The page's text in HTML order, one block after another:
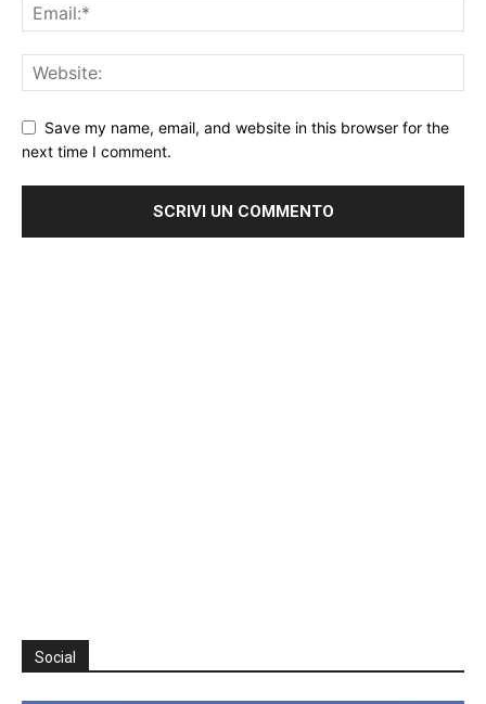
Save my name, email, and website in this browser for the
next time I comment.
Social